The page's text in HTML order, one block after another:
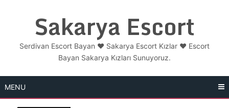
Sakarya Escort
Serdivan Escort Bayan ❤️ Sakarya Escort Kızlar ❤️ Escort
Bayan Sakarya Kızları Sunuyoruz.
MENU